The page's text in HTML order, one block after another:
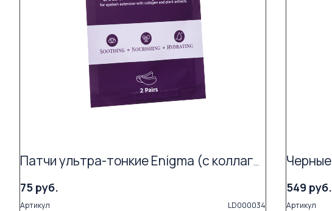
Патчи ультра-тонкие Enigma (с коллагеном и экстрактами растений, 2 пары в упаковке)
75 руб.
Артикул
LD000034
549 руб.
Артикул